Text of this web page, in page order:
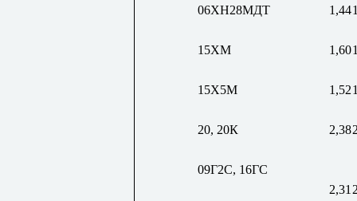
06ХН28МДТ 1,44
15ХМ 1,60
15Х5М 1,52
20, 20К 2,38
09Г2С, 16ГС
2,31